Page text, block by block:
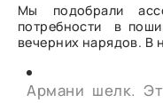
Мы подобрали
потребности в
вечерних нарядов. В
Армани шелк.